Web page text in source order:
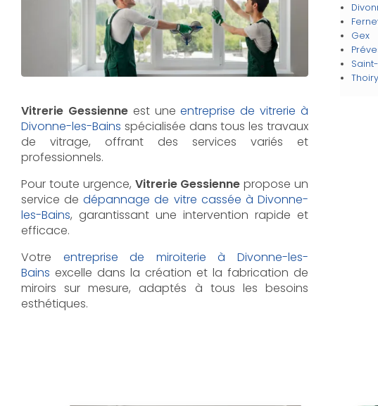
Vitrerie Gessienneest uneentreprise de vitrerie à
Divonne-les-Bains spécialisée dans tous les travaux
de vitrage, offrant des services variés et
professionnels.
Pour toute urgence, Vitrerie Gessienne propose un
service dedépannage de vitre cassée à Divonne-
les-Bains, garantissant une intervention rapide et
efficace.
Votre entreprise de miroiterie à Divonne-les-
Bains excelle dans la création et la fabrication de
miroirs sur mesure, adaptés à tous les besoins
esthétiques.
Gex
Thoiry